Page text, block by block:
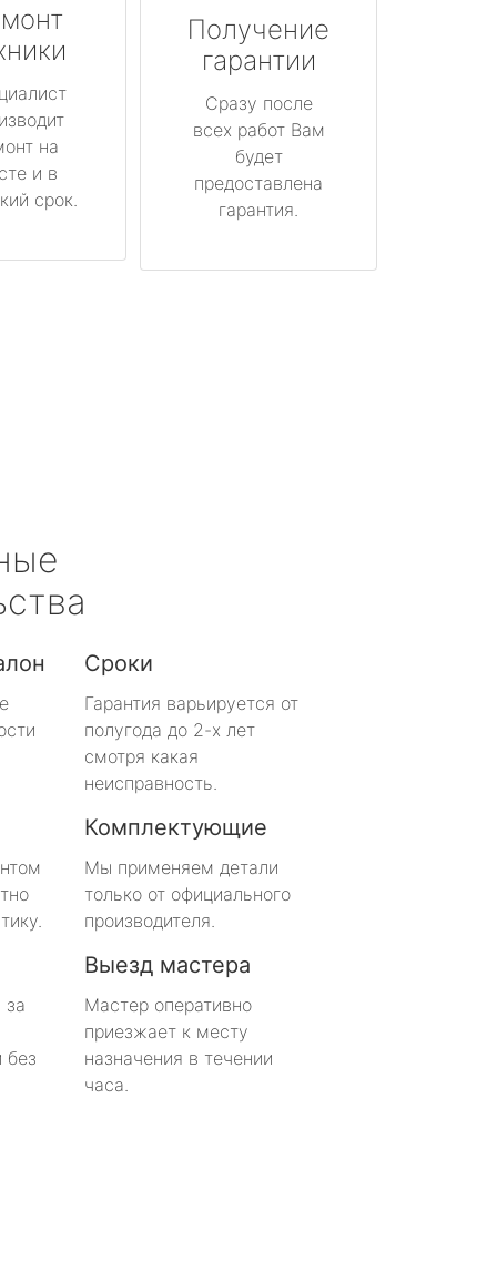
на
и в
срок.
Получение
гарантии
Сразу после
всех работ Вам
будет
предоставлена
гарантия.
Сроки
Гарантия варьируется от
полугода до 2-х лет
смотря какая
неисправность.
Комплектующие
Мы применяем детали
только от официального
производителя.
за
без
Выезд мастера
Мастер оперативно
приезжает к месту
назначения в течении
часа.